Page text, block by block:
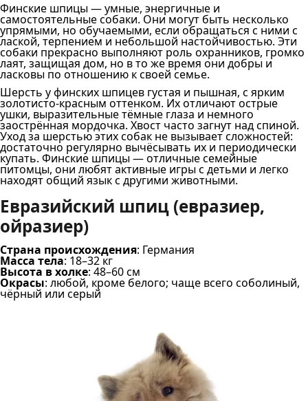
Финские шпицы — умные, энергичные и
самостоятельные собаки. Они могут быть несколько
упрямыми, но обучаемыми, если обращаться с ними с
лаской, терпением и небольшой настойчивостью. Эти
собаки прекрасно выполняют роль охранников, громко
лаят, защищая дом, но в то же время они добры и
ласковы по отношению к своей семье.
Шерсть у финских шпицев густая и пышная, с ярким
золотисто-красным оттенком. Их отличают острые
ушки, выразительные тёмные глаза и немного
заострённая мордочка. Хвост часто загнут над спиной.
Уход за шерстью этих собак не вызывает сложностей:
достаточно регулярно вычёсывать их и периодически
купать. Финские шпицы — отличные семейные
питомцы, они любят активные игры с детьми и легко
находят общий язык с другими животными.
Евразийский шпиц (евразиер,
ойразиер)
Страна происхождения: Германия
Масса тела: 18–32 кг
Высота в холке: 48–60 см
Окрасы: любой, кроме белого; чаще всего соболиный,
чёрный или серый